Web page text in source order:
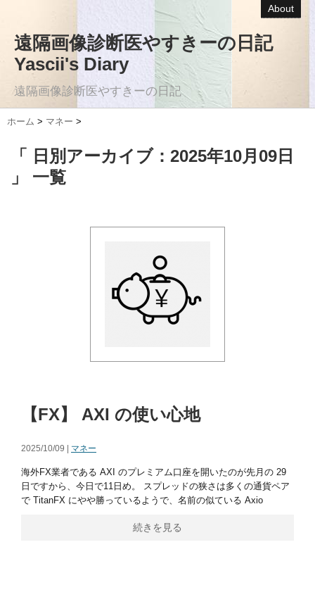
About
遠隔画像診断医やすきーの日記
Yascii's Diary
遠隔画像診断医やすきーの日記
ホーム > マネー >
「 日別アーカイブ：2025年10月09日
」 一覧
【FX】 AXI の使い心地
2025/10/09 | マネー
海外FX業者である AXI のプレミアム口座を開いたのが先月の 29
日ですから、今日で11日め。 スプレッドの狭さは多くの通貨ペア
で TitanFX にやや勝っているようで、名前の似ている Axio
続きを見る